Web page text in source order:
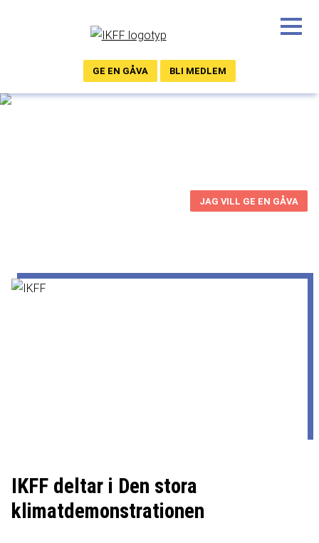
BLI MEDLEM
GE EN GÅVA
JAG VILL GE EN GÅVA
IKFF deltar i Den stora
klimatdemonstrationen